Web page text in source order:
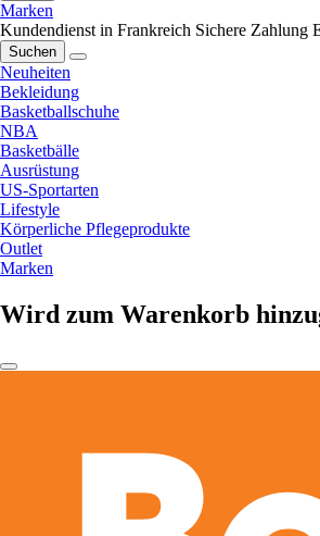
Marken
Kundendienst in Frankreich Sichere Zahlung
Suchen
Neuheiten
Bekleidung
Basketballschuhe
NBA
Basketbälle
Ausrüstung
US-Sportarten
Lifestyle
Körperliche Pflegeprodukte
Outlet
Marken
Wird zum Warenkorb